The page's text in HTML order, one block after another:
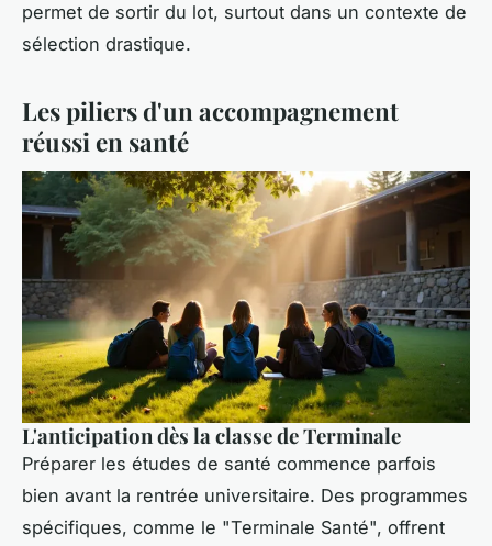
permet de sortir du lot, surtout dans un contexte de
sélection drastique.
Les piliers d'un accompagnement
réussi en santé
L'anticipation dès la classe de Terminale
Préparer les études de santé commence parfois
bien avant la rentrée universitaire. Des programmes
spécifiques, comme le "Terminale Santé", offrent